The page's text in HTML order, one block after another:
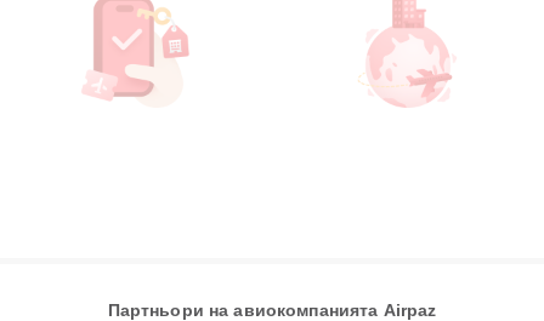
Партньори на авиокомпанията Airpaz